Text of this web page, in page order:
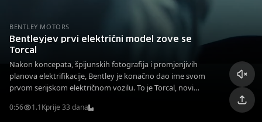
BENTLEY MOTORS
Bentleyjev prvi električni model zove se
Torcal
Nakon koncepata, špijunskih fotografija i promjenjivih
planova elektrifikacije, Bentley je konačno dao ime svom
prvom serijskom električnom vozilu. To je Torcal, novi
Londonu 23. septembra i otvoriti potpuno novo poglavlje
0:56 1.1Kprije 33 dana